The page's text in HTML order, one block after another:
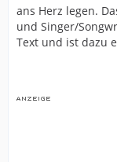
ans Herz legen.
und Singer/
Text und ist dazu